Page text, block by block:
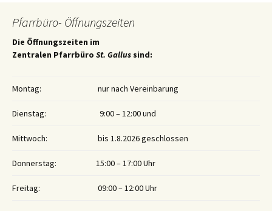
Pfarrbüro- Öffnungszeiten
Die Öffnungszeiten im
Zentralen Pfarrbüro St. Gallus sind:
Montag: nur nach Vereinbarung
Dienstag: 9:00 – 12:00 und
Mittwoch: bis 1.8.2026 geschlossen
Donnerstag: 15:00 – 17:00 Uhr
Freitag: 09:00 – 12:00 Uhr